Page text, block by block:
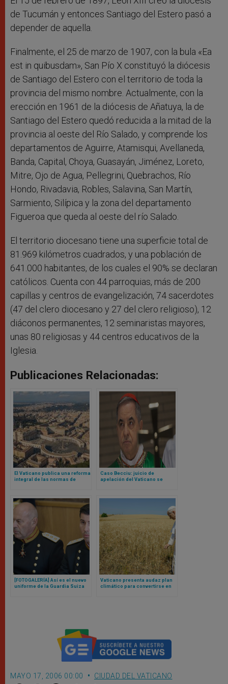
de Tucumán y entonces Santiago del Estero pasó a
depender de aquella.
Finalmente, el 25 de marzo de 1907, con la bula «Ea
est in quibusdam», San Pío X constituyó la diócesis
de Santiago del Estero con el territorio de toda la
provincia del mismo nombre. Actualmente, con la
erección en 1961 de la diócesis de Añatuya, la de
Santiago del Estero quedó reducida a la mitad de la
provincia al oeste del Río Salado, y comprende los
departamentos de Aguirre, Atamisqui, Avellaneda,
Banda, Capital, Choya, Guasayán, Jiménez, Loreto,
Mitre, Ojo de Agua, Pellegrini, Quebrachos, Río
Hondo, Rivadavia, Robles, Salavina, San Martín,
Sarmiento, Silípica y la zona del departamento
Figueroa que queda al oeste del río Salado.
El territorio diocesano tiene una superficie total de
81.969 kilómetros cuadrados, y una población de
641.000 habitantes, de los cuales el 90% se declaran
católicos. Cuenta con 44 parroquias, más de 200
capillas y centros de evangelización, 74 sacerdotes
(47 del clero diocesano y 27 del clero religioso), 12
diáconos permanentes, 12 seminaristas mayores,
unas 80 religiosas y 44 centros educativos de la
Iglesia.
Publicaciones Relacionadas:
El Vaticano publica una reforma
integral de las normas de
eficiencia
Caso Becciu: juicio de
apelación del Vaticano se
sobre el papel de la fiscalía
[FOTOGALERÍA] Así es el nuevo
uniforme de la Guardia Suiza
Vaticano presenta audaz plan
climático para convertirse en
MAYO 17, 2006 00:00 CIUDAD DEL VATICANO